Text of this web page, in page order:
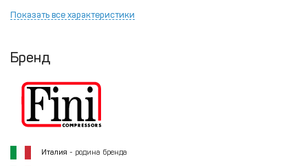
Показать все характеристики
Бренд
Италия - родина бренда